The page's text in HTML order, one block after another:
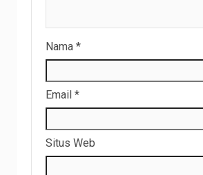
Nama *
Email *
Situs Web